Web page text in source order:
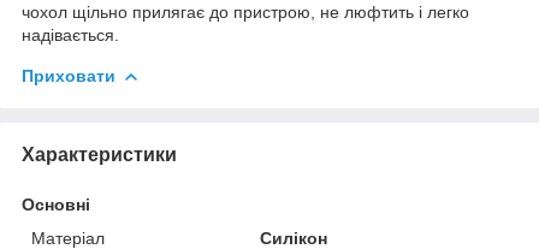
чохол щільно прилягає до пристрою, не люфтить і легко
надівається.
Приховати
Характеристики
Основні
Матеріал
Силікон